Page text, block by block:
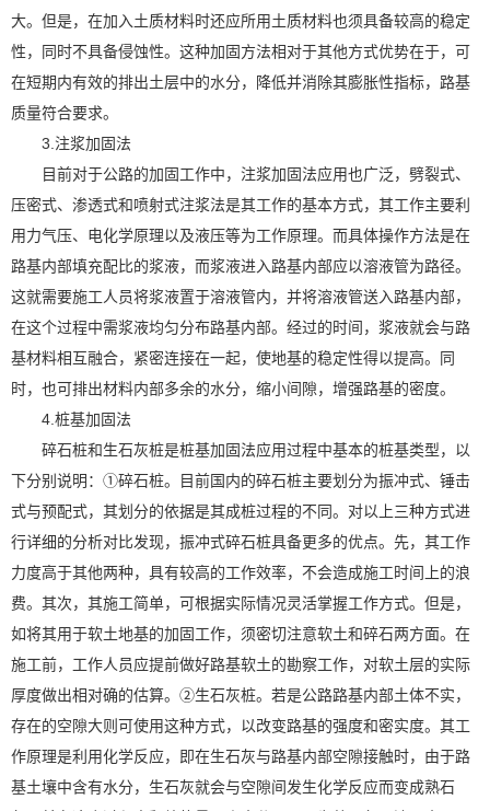
大。但是，在加入土质材料时还应所用土质材料也须具备较高的稳定
性，同时不具备侵蚀性。这种加固方法相对于其他方式优势在于，可
在短期内有效的排出土层中的水分，降低并消除其膨胀性指标，路基
质量符合要求。
3.注浆加固法
目前对于公路的加固工作中，注浆加固法应用也广泛，劈裂式、
压密式、渗透式和喷射式注浆法是其工作的基本方式，其工作主要利
用力气压、电化学原理以及液压等为工作原理。而具体操作方法是在
路基内部填充配比的浆液，而浆液进入路基内部应以溶液管为路径。
这就需要施工人员将浆液置于溶液管内，并将溶液管送入路基内部，
在这个过程中需浆液均匀分布路基内部。经过的时间，浆液就会与路
基材料相互融合，紧密连接在一起，使地基的稳定性得以提高。同
时，也可排出材料内部多余的水分，缩小间隙，增强路基的密度。
4.桩基加固法
碎石桩和生石灰桩是桩基加固法应用过程中基本的桩基类型，以
下分别说明：①碎石桩。目前国内的碎石桩主要划分为振冲式、锤击
式与预配式，其划分的依据是其成桩过程的不同。对以上三种方式进
行详细的分析对比发现，振冲式碎石桩具备更多的优点。先，其工作
力度高于其他两种，具有较高的工作效率，不会造成施工时间上的浪
费。其次，其施工简单，可根据实际情况灵活掌握工作方式。但是，
如将其用于软土地基的加固工作，须密切注意软土和碎石两方面。在
施工前，工作人员应提前做好路基软土的勘察工作，对软土层的实际
厚度做出相对确的估算。②生石灰桩。若是公路路基内部土体不实，
存在的空隙大则可使用这种方式，以改变路基的强度和密实度。其工
作原理是利用化学反应，即在生石灰与路基内部空隙接触时，由于路
基土壤中含有水分，生石灰就会与空隙间发生化学反应而变成熟石